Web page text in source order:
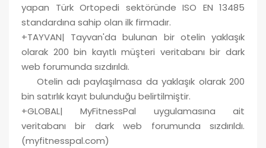
yapan Türk Ortopedi sektöründe ISO EN 13485
standardına sahip olan ilk firmadır.
+TAYVAN| Tayvan'da bulunan bir otelin yaklaşık
olarak 200 bin kayıtlı müşteri veritabanı bir dark
web forumunda sızdırıldı.
Otelin adı paylaşılmasa da yaklaşık olarak 200
bin satırlık kayıt bulunduğu belirtilmiştir.
+GLOBAL| MyFitnessPal uygulamasına ait
veritabanı bir dark web forumunda sızdırıldı.
(myfitnesspal.com)